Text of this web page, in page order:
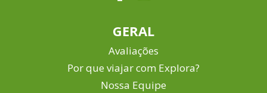
GERAL
Avaliações
Por que viajar com Explora?
Nossa Equipe